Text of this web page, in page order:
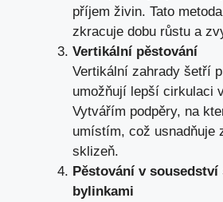
příjem živin. Tato
zkracuje dobu růstu a
Vertikální pěstování
Vertikální zahrady šetří
umožňují lepší cirkulaci
Vytvářím podpěry, na
umístím, což usnadňuje
sklizeň.
Pěstování v
bylinkami